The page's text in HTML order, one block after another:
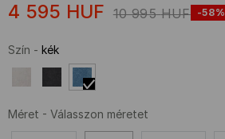
4 595 HUF 10 995 HUF -58%
Szín - kék
Méret - Válasszon méretet